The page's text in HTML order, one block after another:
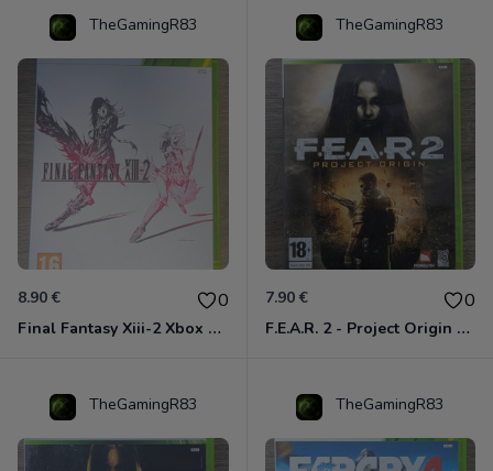
TheGamingR83
8.90 € 0
Final Fantasy Xiii-2 Xbox 360
TheGamingR83
7.90 € 0
F.E.A.R. 2 - Project Origin Xbox 360
TheGamingR83 TheGamingR83